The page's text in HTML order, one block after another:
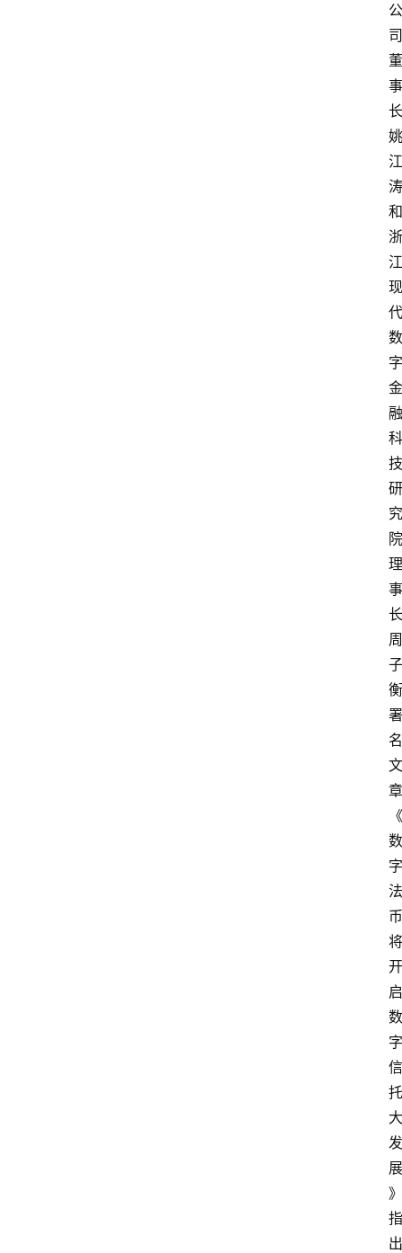
公
司
董
事
长
姚
江
涛
和
浙
江
现
代
数
字
金
融
科
技
研
究
院
理
事
长
周
子
衡
署
名
文
章
《
数
字
法
币
将
开
启
数
字
信
托
大
发
展
》
指
出